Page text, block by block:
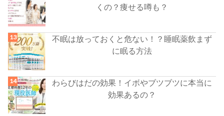
くの？痩せる噂も？
不眠は放っておくと危ない！？睡眠薬飲まず
に眠る方法
わらびはだの効果！イボやブツブツに本当に
効果あるの？